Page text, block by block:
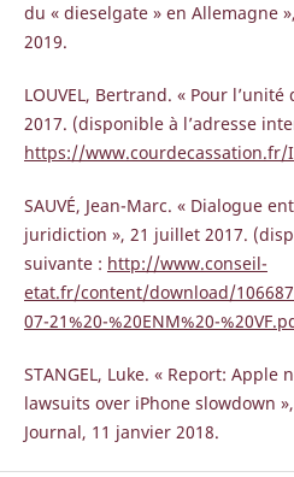
du « dieselgate » en Allemagne
2019.
LOUVEL, Bertrand. « Pour
2017. (disponible à l’adresse
https://www.courdecassation.fr/
SAUVÉ, Jean-Marc. « Dialogue
juridiction », 21 juillet 2017.
suivante : http://www.conseil-
etat.fr/content/download/
07-21%20-%20ENM%20-
STANGEL, Luke. « Report: Apple
lawsuits over iPhone slowdown
Journal, 11 janvier 2018.